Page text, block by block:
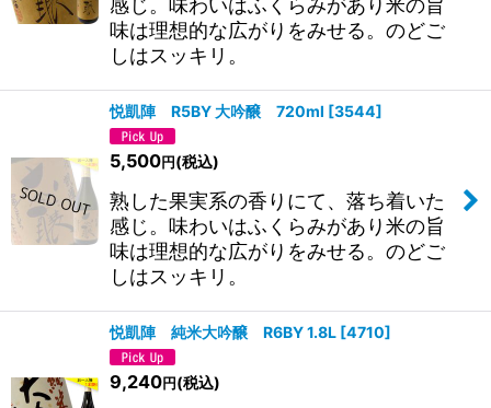
感じ。味わいはふくらみがあり米の旨
味は理想的な広がりをみせる。のどご
しはスッキリ。
悦凱陣 R5BY 大吟醸 720ml [3544]
5,500円 (税込)
熟した果実系の香りにて、落ち着いた
感じ。味わいはふくらみがあり米の旨
味は理想的な広がりをみせる。のどご
しはスッキリ。
悦凱陣 純米大吟醸 R6BY 1.8L [4710]
9,240円 (税込)